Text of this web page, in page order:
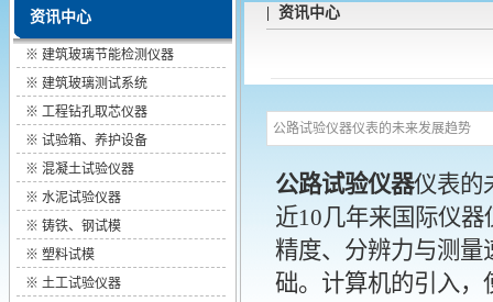
资讯中心
※ 建筑玻璃节能检测仪器
※ 建筑玻璃测试系统
※ 工程钻孔取芯仪器
※ 试验箱、养护设备
※ 混凝土试验仪器
※ 水泥试验仪器
※ 铸铁、钢试模
※ 塑料试模
※ 土工试验仪器
| 资讯中心
公路试验仪器仪表的未来发展趋势
公路试验仪器仪表的
近10几年来国际仪
精度、分辨力与测量
础。计算机的引入，